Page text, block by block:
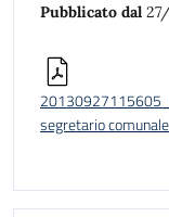
Pubblicato dal
segretario